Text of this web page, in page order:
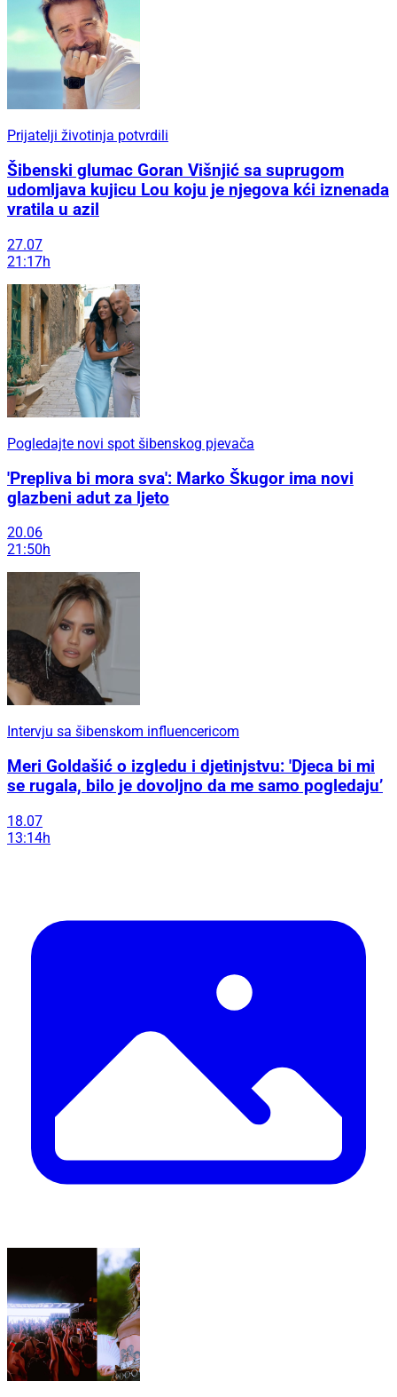
Prijatelji životinja potvrdili
Šibenski glumac Goran Višnjić sa suprugom
udomljava kujicu Lou koju je njegova kći iznenada
vratila u azil
27.07
21:17h
Pogledajte novi spot šibenskog pjevača
'Prepliva bi mora sva': Marko Škugor ima novi
glazbeni adut za ljeto
20.06
21:50h
Intervju sa šibenskom influencericom
Meri Goldašić o izgledu i djetinjstvu: 'Djeca bi mi
se rugala, bilo je dovoljno da me samo pogledaju’
18.07
13:14h